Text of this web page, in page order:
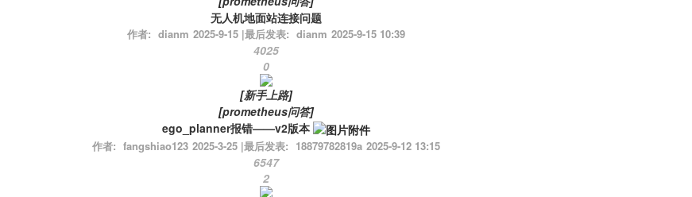
无人机地面站连接问题
作者: dianm 2025-9-15 |最后发表: dianm 2025-9-15 10:39
4025
0
[新手上路]
[prometheus问答]
ego_planner报错——v2版本
作者: fangshiao123 2025-3-25 |最后发表: 18879782819a 2025-9-12 13:15
6547
2